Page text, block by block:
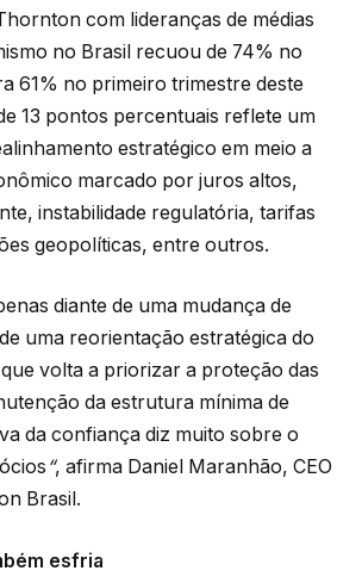
com lideranças de médias
no Brasil recuou de 74% no
61% no primeiro trimestre deste
13 pontos percentuais reflete um
estratégico em meio a
marcado por juros altos,
instabilidade regulatória, tarifas
geopolíticas, entre outros.
diante de uma mudança de
uma reorientação estratégica do
volta a priorizar a proteção das
da estrutura mínima de
da confiança diz muito sobre o
“, afirma Daniel Maranhão, CEO
Brasil.
esfria